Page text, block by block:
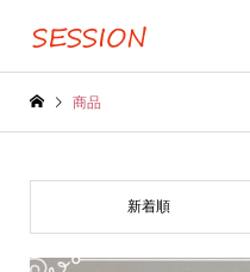
商品
新着順